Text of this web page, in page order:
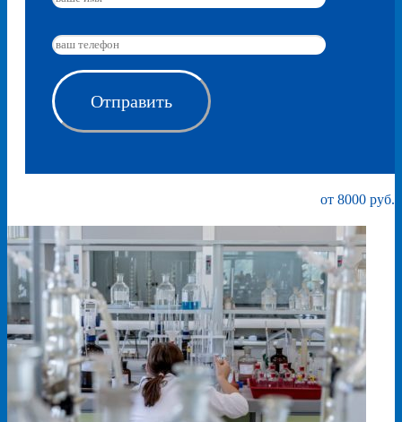
от 8000 руб.